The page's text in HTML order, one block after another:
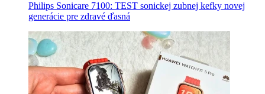
Philips Sonicare 7100: TEST sonickej zubnej kefky novej
generácie pre zdravé ďasná